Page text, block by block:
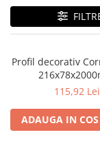
Console de
Pilaștri de exterior
Coloane de exterior
Panouri
FUGA
Profil decorativ
115,92 Lei
ADAUGA IN COS